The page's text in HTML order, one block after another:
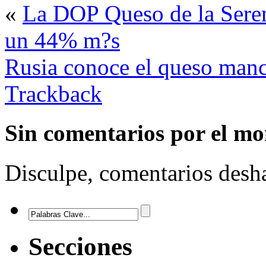
« La DOP Queso de la
un 44% m?s
Rusia conoce el queso
Trackback
Sin comentarios por el
Disculpe, comentarios
Secciones